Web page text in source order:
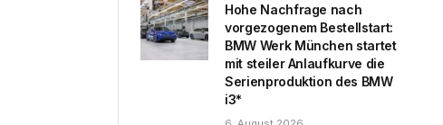
Hohe Nachfrage nach
vorgezogenem Bestellstart:
BMW Werk München startet
mit steiler Anlaufkurve die
Serienproduktion des BMW
i3*